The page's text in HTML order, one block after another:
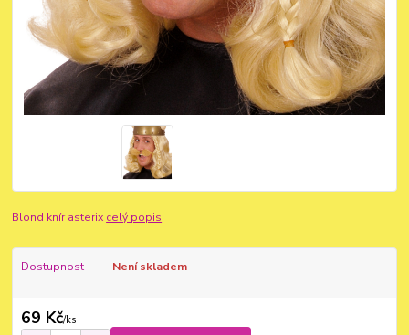
Blond knír asterix celý popis
Dostupnost Není skladem
69 Kč/ks